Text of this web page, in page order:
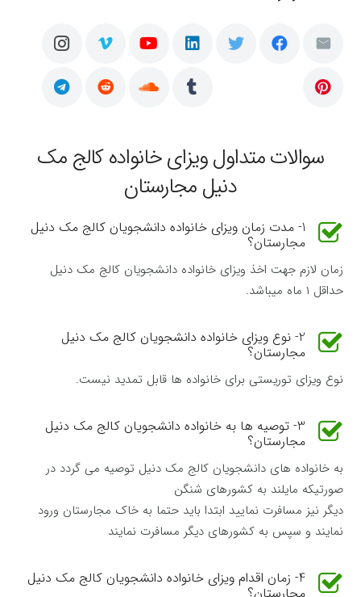
سوالات متداول ویزای خانواده کالج مک
دنیل مجارستان
1- مدت زمان ویزای خانواده دانشجویان کالج مک دنیل
مجارستان؟
زمان لازم جهت اخذ ویزای خانواده دانشجویان کالج مک دنیل
حداقل ۱ ماه میباشد.
2- نوع ویزای خانواده دانشجویان کالج مک دنیل
مجارستان؟
نوع ویزای توریستی برای خانواده ها قابل تمدید نیست.
3- توصیه ها به خانواده دانشجویان کالج مک دنیل
مجارستان؟
به خانواده های دانشجویان کالج مک دنیل توصیه می گردد در
صورتیکه مایلند به کشورهای شنگن
دیگر نیز مسافرت نمایید ابتدا باید حتما به خاک مجارستان ورود
نمایند و سپس به کشورهای دیگر مسافرت نمایند
4- زمان اقدام ویزای خانواده دانشجویان کالج مک دنیل